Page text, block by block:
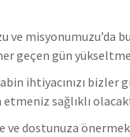
misyonumuzu’da
geçen gün
ihtiyacınızı
sağlıklı
ve dostunuza